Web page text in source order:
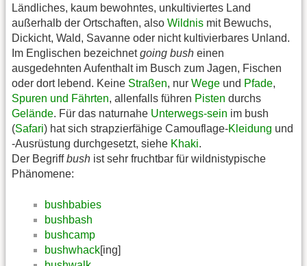
Ländliches, kaum bewohntes, unkultiviertes Land
außerhalb der Ortschaften, also Wildnis mit Bewuchs,
Dickicht, Wald, Savanne oder nicht kultivierbares Unland.
Im Englischen bezeichnetgoing bush einen
ausgedehnten Aufenthalt im Busch zum Jagen, Fischen
oder dort lebend. Keine Straßen, nur Wege und Pfade,
Spuren und Fährten, allenfalls führen Pisten durchs
Gelände. Für das naturnahe Unterwegs-sein im bush
(Safari) hat sich strapzierfähige Camouflage-Kleidung und
-Ausrüstung durchgesetzt, siehe Khaki.
Der Begriffbush ist sehr fruchtbar für wildnistypische
Phänomene:
bushbabies
bushbash
bushcamp
bushwhack[ing]